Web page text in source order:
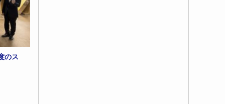
のス